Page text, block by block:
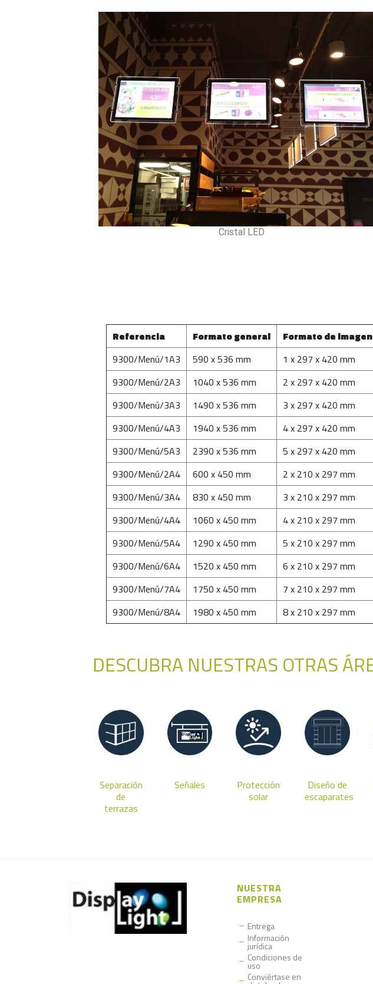
Cristal LED
Referencia Formato general
Formato de imagen
9300/Menú/1A3
590 x 536 mm
1 x 297 x 420 mm
9300/Menú/2A3
1040 x 536 mm
2 x 297 x 420 mm
9300/Menú/3A3
1490 x 536 mm
3 x 297 x 420 mm
9300/Menú/4A3
1940 x 536 mm
4 x 297 x 420 mm
9300/Menú/5A3
2390 x 536 mm
5 x 297 x 420 mm
9300/Menú/2A4
600 x 450 mm
2 x 210 x 297 mm
9300/Menú/3A4
830 x 450 mm
3 x 210 x 297 mm
9300/Menú/4A4
1060 x 450 mm
4 x 210 x 297 mm
9300/Menú/5A4
1290 x 450 mm
5 x 210 x 297 mm
9300/Menú/6A4
1520 x 450 mm
6 x 210 x 297 mm
9300/Menú/7A4
1750 x 450 mm
7 x 210 x 297 mm
9300/Menú/8A4
1980 x 450 mm 8 x 210 x 297 mm
DESCUBRA NUESTRAS OTRAS
Separación
de
terrazas
Señales
Protección
solar
Diseño de
escaparates
NUESTRA
EMPRESA
Entrega
Información
jurídica
Condiciones de
uso
Conviértase en